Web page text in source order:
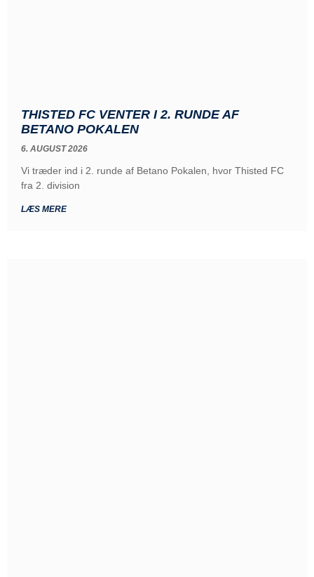
THISTED FC VENTER I 2. RUNDE AF
BETANO POKALEN
6. AUGUST 2026
Vi træder ind i 2. runde af Betano Pokalen, hvor Thisted FC
fra 2. division
LÆS MERE